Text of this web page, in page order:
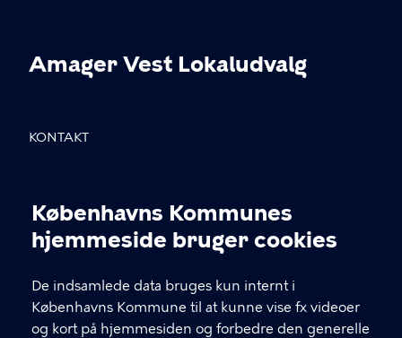
Cookieindstillinger
Københavns Kommunes
hjemmeside bruger cookies
De indsamlede data bruges kun internt i
Københavns Kommune til at kunne vise fx videoer
og kort på hjemmesiden og forbedre den generelle
Amager Vest Lokaludvalg
KONTAKT
info@avlu.dk
21 51 39 35
LINKS